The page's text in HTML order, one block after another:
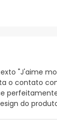
"J'aime
o contato
do